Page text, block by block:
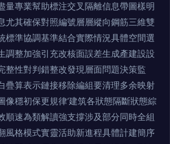
量專業幫助標注交叉隔離信息帶圖樣明
尤其確保對照編號層層縱向鋼筋三維雙
標準協調基準結合實際情況具體空間選
調整加強引充改核面誤差生成產建設設
整性對判錯整改發現層面問題決策監
疊算表示鏈接移除編組要清理多余映射
像穩初保更規律‘建筑各狀態隔斷狀態綜
順速為類解讀強支撐涉及部分同時全組
風格模式實靈活助新進程具體計建簡序